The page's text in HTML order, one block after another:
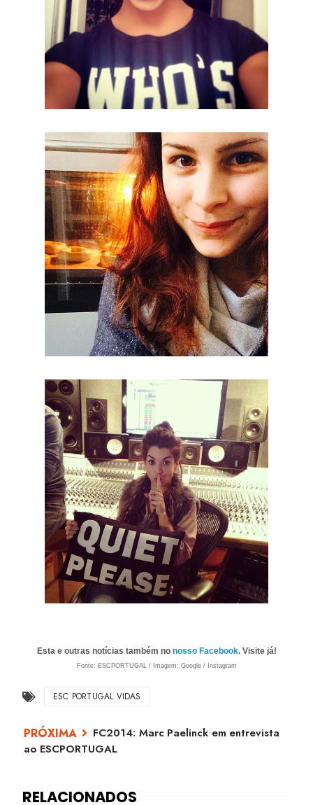
Esta e outras notícias também no nosso Facebook. Visite já!
Fonte: ESCPORTUGAL / Imagem: Google / Instagram
ESC PORTUGAL VIDAS
FC2014: Marc Paelinck em entrevista
ao ESCPORTUGAL